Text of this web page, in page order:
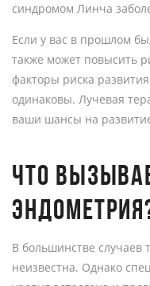
синдромом Линча
Если у вас в прошлом
также может повысить
факторы риска
одинаковы. Лучевая
ваши шансы на
ЧТО
В большинстве случаев
неизвестна. Однако